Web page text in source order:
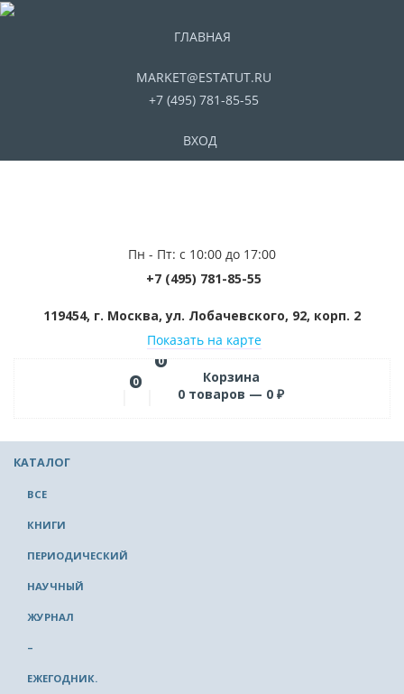
ГЛАВНАЯ
MARKET@ESTATUT.RU
+7 (495) 781-85-55
ВХОД
Пн - Пт: с 10:00 до 17:00
+7 (495) 781-85-55
119454, г. Москва, ул. Лобачевского, 92, корп. 2
Показать на карте
0
0
Корзина
0 товаров — 0 ₽
КАТАЛОГ
ВСЕ
КНИГИ
ПЕРИОДИЧЕСКИЙ
НАУЧНЫЙ
ЖУРНАЛ
–
ЕЖЕГОДНИК.